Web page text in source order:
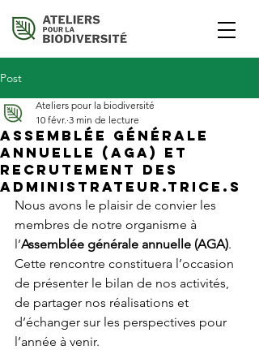
Post
Assemblée générale
annuelle (AGA) et
recrutement des
administrateur.trice.s
Ateliers pour la biodiversité
10 févr. 3 min de lecture
Nous avons le plaisir de convier les
membres de notre organisme à
l’Assemblée générale annuelle (AGA).
Cette rencontre constituera l’occasion
de présenter le bilan de nos activités,
de partager nos réalisations et
d’échanger sur les perspectives pour
l’année à venir.